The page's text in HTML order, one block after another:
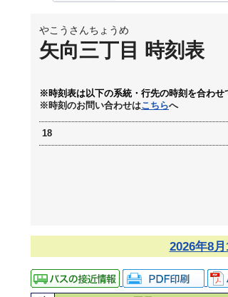
やこうさんちょうめ
矢向三丁目 時刻表
※時刻表は以下の系統・行先の時刻を合わせ
※時刻のお問い合わせはこちらへ
18
2026年8